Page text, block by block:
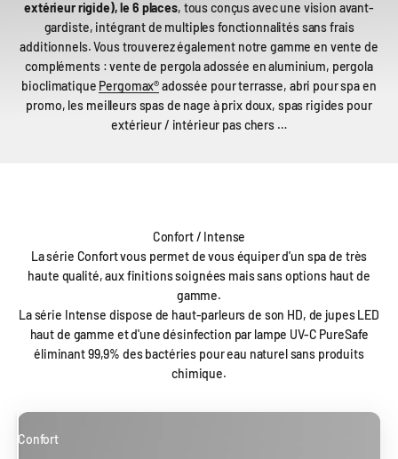
extérieur rigide), le 6 places, tous conçus avec une vision avant-
gardiste, intégrant de multiples fonctionnalités sans frais
additionnels. Vous trouverez également notre gamme en vente de
compléments : vente de pergola adossée en aluminium, pergola
bioclimatique Pergomax®adossée pour terrasse, abri pour spa en
promo, les meilleurs spas de nage à prix doux, spas rigides pour
extérieur / intérieur pas chers …
Confort / Intense
La série Confort vous permet de vous équiper d'un spa de très
haute qualité, aux finitions soignées mais sans options haut de
gamme.
La série Intense dispose de haut-parleurs de son HD, de jupes LED
haut de gamme et d'une désinfection par lampe UV-C PureSafe
éliminant 99,9% des bactéries pour eau naturel sans produits
chimique.
Confort
Intense